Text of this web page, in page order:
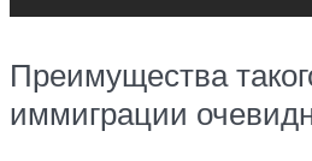
Преимущества
иммиграции